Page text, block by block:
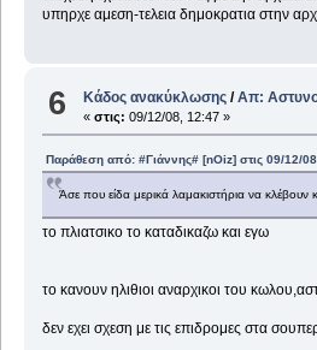
υπηρχε αμεση-τελεια δημοκρατια στην
6 Κάδος ανακύκλωσης /Απ:
«στις: 09/12/08, 12:47 »
Παράθεση από: #Γιάννης# [nOiz] στις 09/12/
Άσε που είδα μερικά λαμακιστήρια να
το πλιατσικο το καταδικαζω και εγω
το κανουν ηλιθιοι αναρχικοι του
δεν εχει σχεση με τις επιδρομες στα